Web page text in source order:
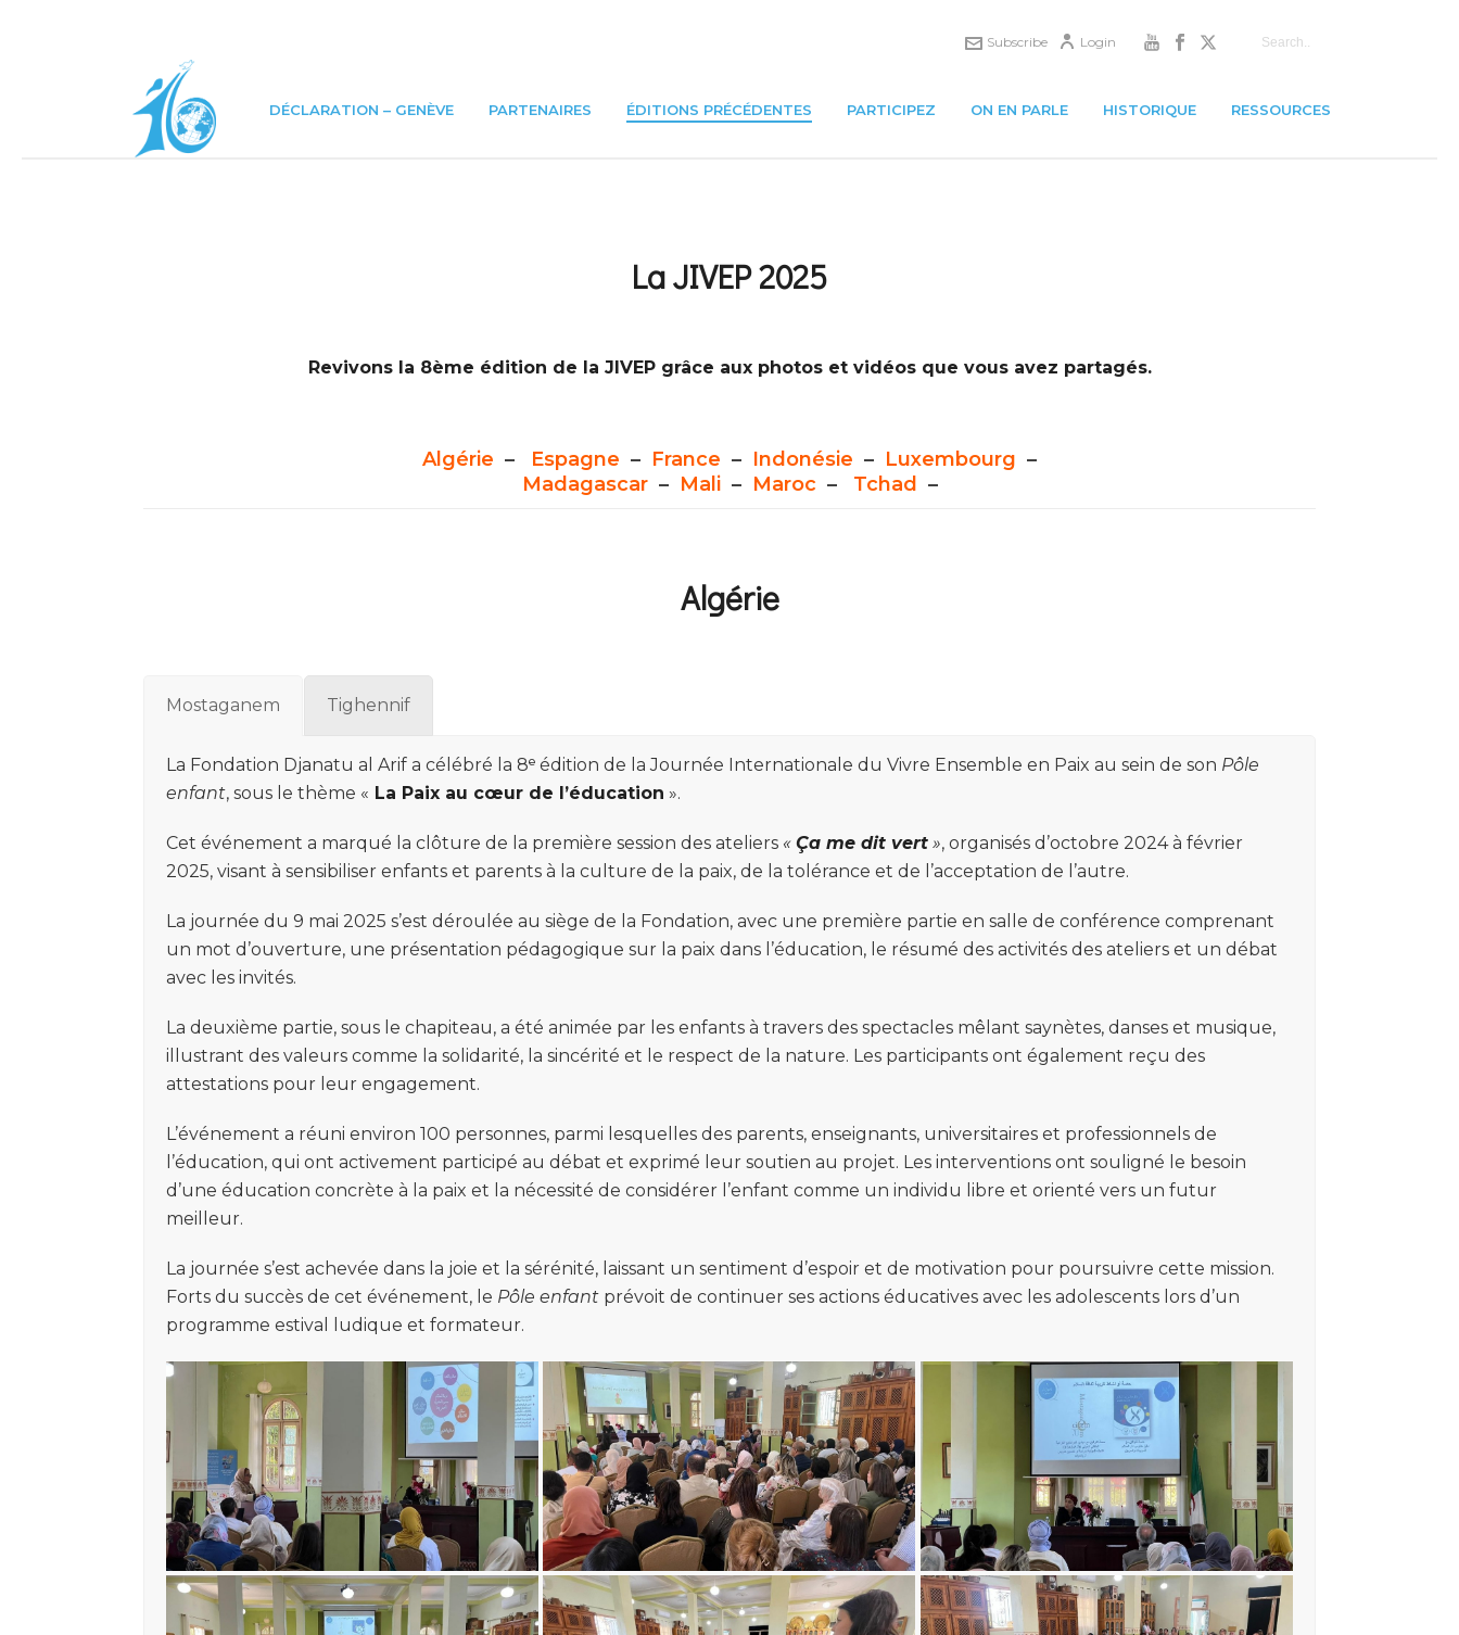
Login
Subscribe
DÉCLARATION – GENÈVE PARTENAIRES ÉDITIONS PRÉCÉDENTES PARTICIPEZ ON EN PARLE HISTORIQUE RESSOURCES
La JIVEP 2025
Revivons la 8ème édition de la JIVEP grâce aux photos et vidéos que vous avez partagés.
Algérie – Espagne – France – Indonésie – Luxembourg –
Madagascar– Mali – Maroc – Tchad –
Algérie
Mostaganem Tighennif
La Fondation Djanatu al Arif a célébré la 8ᵉ édition de la Journée Internationale du Vivre Ensemble en Paix au sein de son Pôle
enfant, sous le thème « La Paix au cœur de l’éducation ».
Cet événement a marqué la clôture de la première session des ateliers « Ça me dit vert », organisés d’octobre 2024 à février
2025, visant à sensibiliser enfants et parents à la culture de la paix, de la tolérance et de l’acceptation de l’autre.
La journée du 9 mai 2025 s’est déroulée au siège de la Fondation, avec une première partie en salle de conférence comprenant
un mot d’ouverture, une présentation pédagogique sur la paix dans l’éducation, le résumé des activités des ateliers et un débat
avec les invités.
La deuxième partie, sous le chapiteau, a été animée par les enfants à travers des spectacles mêlant saynètes, danses et musique,
illustrant des valeurs comme la solidarité, la sincérité et le respect de la nature. Les participants ont également reçu des
attestations pour leur engagement.
L’événement a réuni environ 100 personnes, parmi lesquelles des parents, enseignants, universitaires et professionnels de
l’éducation, qui ont activement participé au débat et exprimé leur soutien au projet. Les interventions ont souligné le besoin
d’une éducation concrète à la paix et la nécessité de considérer l’enfant comme un individu libre et orienté vers un futur
meilleur.
La journée s’est achevée dans la joie et la sérénité, laissant un sentiment d’espoir et de motivation pour poursuivre cette mission.
Forts du succès de cet événement, le Pôle enfant prévoit de continuer ses actions éducatives avec les adolescents lors d’un
programme estival ludique et formateur.